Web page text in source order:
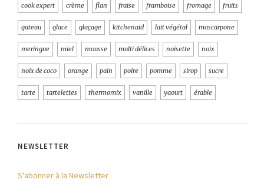
cook expert crème flan fraise framboise fromage fruits
gateau glace glaçage kitchenaid lait végétal mascarpone
meringue miel mousse multi délices noisette noix
noix de coco orange pain poire pomme sirop sucre
tarte tartelettes thermomix vanille yaourt érable
NEWSLETTER
S'abonner à la Newsletter